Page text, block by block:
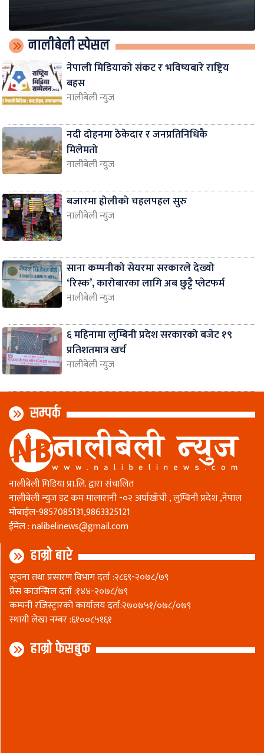
नालीबेली स्पेसल
नेपाली मिडियाको संकट र भविष्यबारे राष्ट्रिय
बहस
नालीबेली न्युज
नदी दोहनमा ठेकेदार र जनप्रतिनिधिकै
मिलेमतो
नालीबेली न्युज
बजारमा होलीको चहलपहल सुरु
नालीबेली न्युज
साना कम्पनीको सेयरमा सरकारले देख्यो
‘रिस्क’, कारोबारका लागि अब छुट्टै प्लेटफर्म
नालीबेली न्युज
६ महिनामा लुम्बिनी प्रदेश सरकारको बजेट १९
प्रतिशतमात्र खर्च
नालीबेली न्युज
सम्पर्क
नालीबेली मिडिया प्रा.लि. द्वारा संचालित
नालीबेली न्युज डट कम मालारानी -०२ अर्घाखाँची , लुम्बिनी प्रदेश ,नेपाल
माेबाईल-9857085131,9863325121
ईमेल :nalibelinews@gmail.com
हाम्रो बारे
सूचना तथा प्रसारण विभाग दर्ता :२८६९-२०७८/७९
प्रेस काउन्सिल दर्ता :१४४-२०७८/७९
कम्पनी रजिस्ट्रारकाे कार्यालय दर्ता:२७०७५१/०७८/०७९
स्थायी लेखा नम्बर :६१००८५१६१
हाम्रो फेसबुक